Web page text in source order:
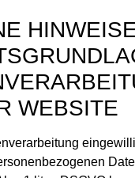
WEBSITE